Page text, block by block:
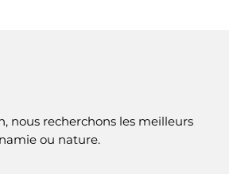
nous recherchons les meilleurs
ou nature.